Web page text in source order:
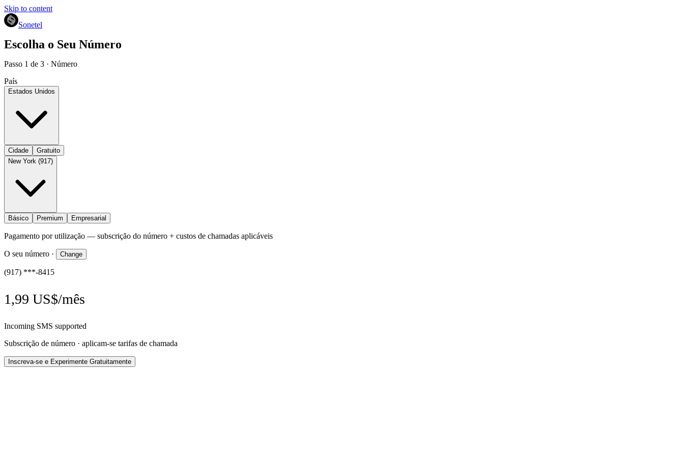
Skip to content
Sonetel
Escolha o Seu Número
Passo 1 de 3 · Número
País
Estados Unidos
Cidade
Gratuito
New York (917)
Básico Premium Empresarial
Pagamento por utilização — subscrição do número + custos de chamadas aplicáveis
O seu número · Change
(917) ***-8415
1,99 US$/mês
Incoming SMS supported
Subscrição de número · aplicam-se tarifas de chamada
Inscreva-se e Experimente Gratuitamente